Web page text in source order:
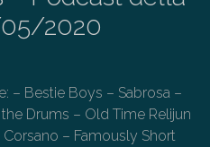
2020
– Bestie Boys – Sabrosa –
Drums – Old Time Relijun
– Famously Short